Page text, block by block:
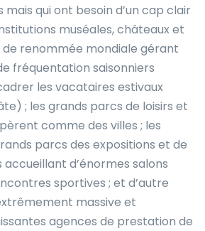
qui ont besoin d’un cap clair
muséales, châteaux et
renommée mondiale gérant
fréquentation saisonniers
les vacataires estivaux
; les grands parcs de loisirs et
comme des villes ; les
parcs des expositions et de
d’énormes salons
sportives ; et d’autre
massive et
agences de prestation de